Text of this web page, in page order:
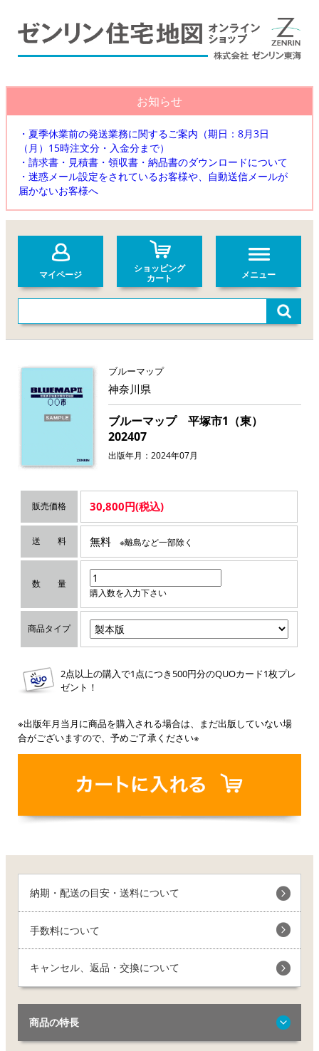
お知らせ
・夏季休業前の発送業務に関するご案内（期日：8月3日
（月）15時注文分・入金分まで）
・請求書・見積書・領収書・納品書のダウンロードについて
・迷惑メール設定をされているお客様や、自動送信メールが
届かないお客様へ
マイページ
ショッピング
カート
メニュー
ブルーマップ
神奈川県
ブルーマップ 平塚市1（東）
202407
出版年月：2024年07月
販売価格 30,800円(税込)
送 料 無料 ※離島など一部除く
数 量
購入数を入力下さい
商品タイプ
2点以上の購入で1点につき500円分のQUOカード1枚プレ
ゼント！
※出版年月当月に商品を購入される場合は、まだ出版していない場
合がございますので、予めご了承ください※
納期・配送の目安・送料について
手数料について
キャンセル、返品・交換について
商品の特長